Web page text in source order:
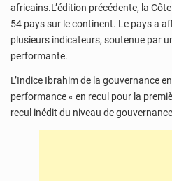
africains.L’édition précédente, la
54 pays sur le continent. Le pays a
plusieurs indicateurs, soutenue par
performante.
L’Indice Ibrahim de la gouvernance
performance « en recul pour la
recul inédit du niveau de